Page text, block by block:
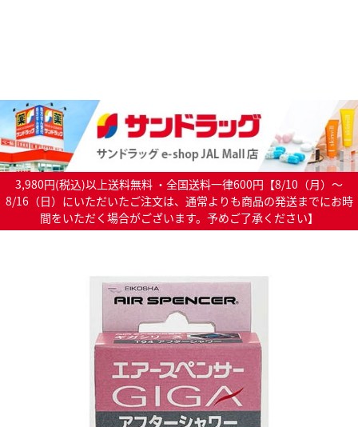
3,980円(税込)以上送料無料 ・全国送料一律600円【8/10（月）～
8/16（日）にいただいたご注文は、通常よりも商品の発送までにお時
間をいただく場合がございます。予めご了承ください】